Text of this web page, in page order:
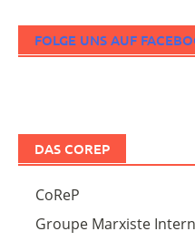
FOLGE UNS AUF
DAS COREP
CoReP
Groupe Marxiste